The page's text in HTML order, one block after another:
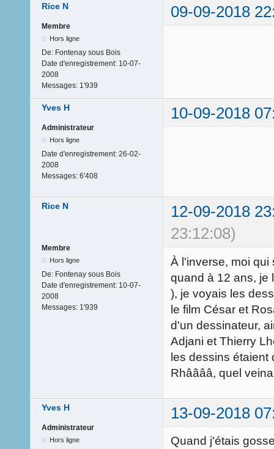
Rice N 09-09-2018
Membre
Hors ligne
De: Fontenay sous Bois
Date d'enregistrement: 10-07-
2008
Messages: 1'939
Yves H 10-09-2018
Administrateur
Hors ligne
Date d'enregistrement: 26-02-
2008
Messages: 6'408
Rice N
12-09-2018
23:12:08)
Membre
Hors ligne
De: Fontenay sous Bois
Date d'enregistrement: 10-07-
2008
Messages: 1'939
À l'inverse, moi qui
quand à 12 ans, je
), je voyais les
le film César et
d'un dessinateur,
Adjani et Thierry
les dessins étaient
Rhââââ, quel
Yves H 13-09-2018
Administrateur
Hors ligne
Quand j'étais